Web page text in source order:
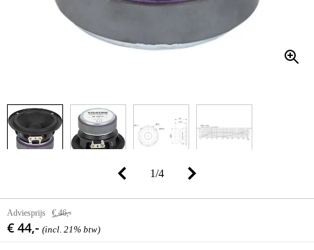
1/4
Adviesprijs € 46,-
€ 44,- (incl. 21% btw)